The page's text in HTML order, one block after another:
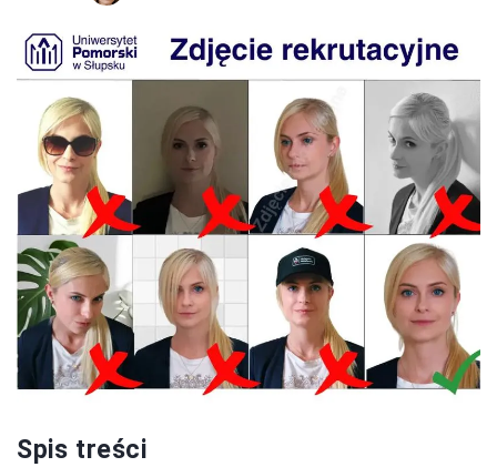
Spis treści